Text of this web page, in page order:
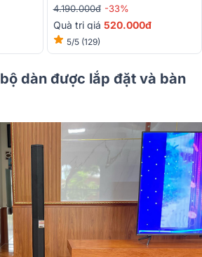
4.190.000đ -33%
Quà trị giá 520.000đ
5/5 (129)
dàn được lắp đặt và bàn